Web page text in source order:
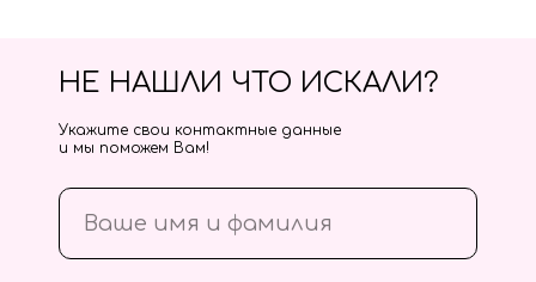
НЕ НАШЛИ ЧТО ИСКАЛИ?
Укажите свои контактные данные
и мы поможем Вам!